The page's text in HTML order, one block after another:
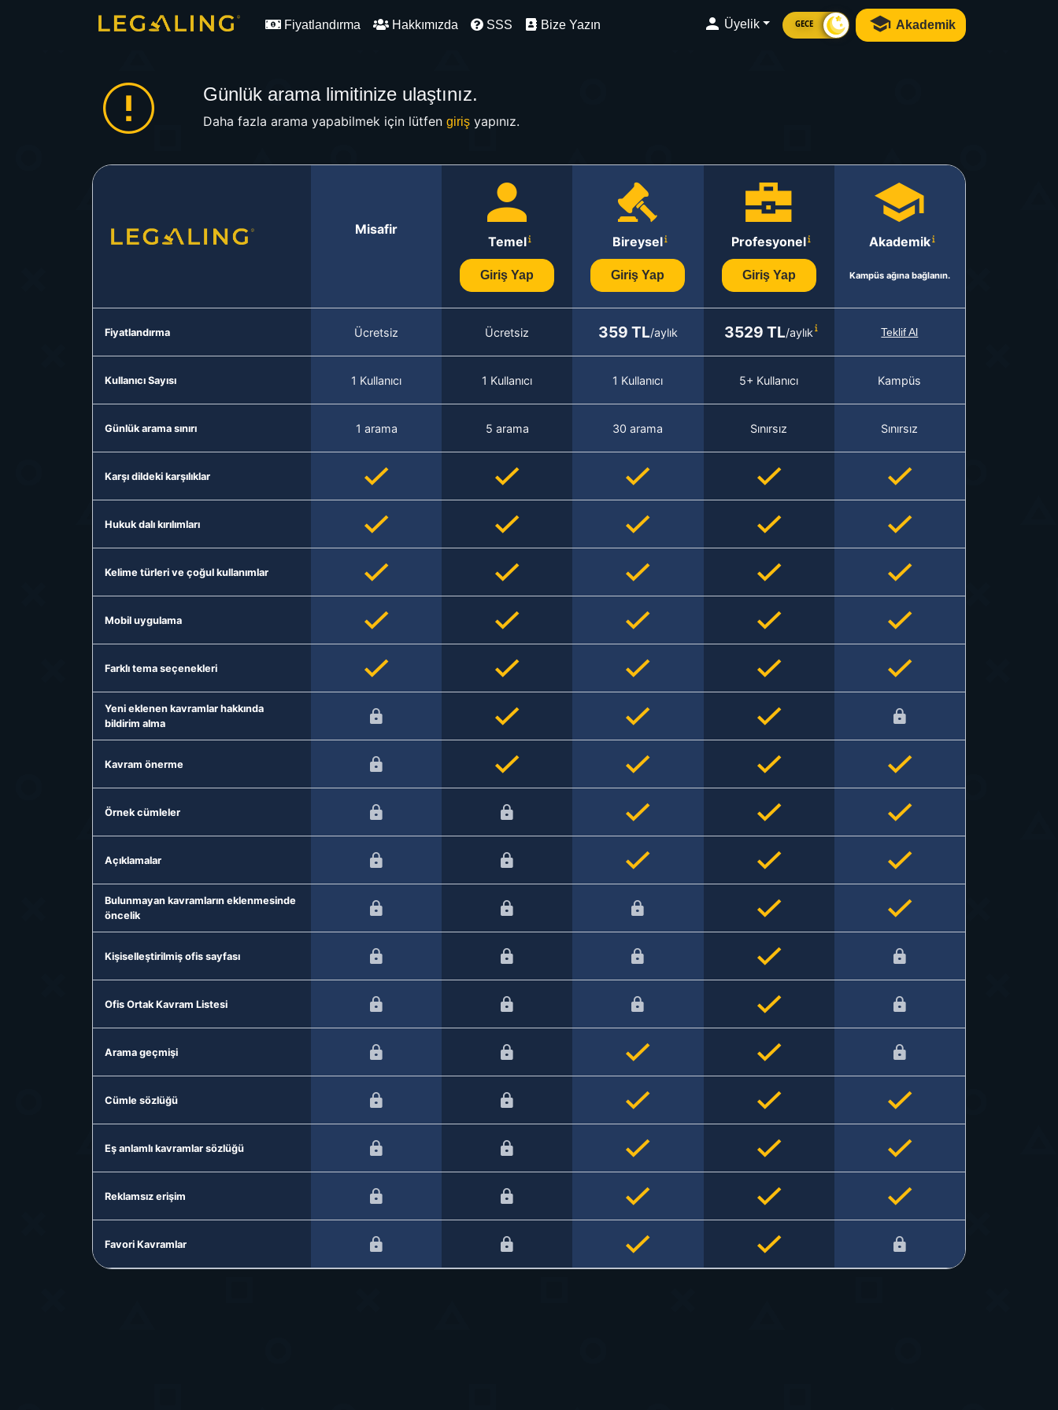
Fiyatlandırma Hakkımızda SSS Bize Yazın Üyelik GECE Akademik
Günlük arama limitinize ulaştınız.
Daha fazla arama yapabilmek için lütfen girişyapınız.
Misafir
Temel
Giriş Yap
Bireysel
Giriş Yap
Profesyonel
Giriş Yap
Akademik
Kampüs ağına bağlanın.
Fiyatlandırma Ücretsiz Ücretsiz 359 TL/aylık 3529 TL/aylık Teklif Al
Kullanıcı Sayısı 1 Kullanıcı 1 Kullanıcı 1 Kullanıcı 5+ Kullanıcı Kampüs
Günlük arama sınırı 1 arama 5 arama 30 arama Sınırsız Sınırsız
Karşı dildeki karşılıklar
Hukuk dalı kırılımları
Kelime türleri ve çoğul kullanımlar
Mobil uygulama
Farklı tema seçenekleri
Yeni eklenen kavramlar hakkında
bildirim alma
Kavram önerme
Örnek cümleler
Açıklamalar
Bulunmayan kavramların eklenmesinde
öncelik
Kişiselleştirilmiş ofis sayfası
Ofis Ortak Kavram Listesi
Arama geçmişi
Cümle sözlüğü
Eş anlamlı kavramlar sözlüğü
Reklamsız erişim
Favori Kavramlar